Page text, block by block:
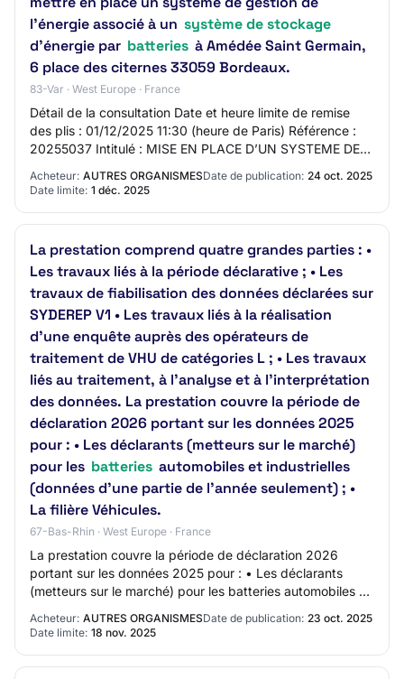
l’énergie associé à un système de stockage
d’énergie par batteries à Amédée Saint Germain,
6 place des citernes 33059 Bordeaux.
83-Var · West Europe · France
Détail de la consultation Date et heure limite de remise
des plis : 01/12/2025 11:30 (heure de Paris) Référence :
20255037 Intitulé : MISE EN PLACE D’UN SYSTEME DE
Acheteur: AUTRES ORGANISMESDate de publication: 24 oct. 2025
Date limite: 1 déc. 2025
La prestation comprend quatre grandes parties : •
Les travaux liés à la période déclarative ; • Les
travaux de fiabilisation des données déclarées sur
SYDEREP V1 • Les travaux liés à la réalisation
d’une enquête auprès des opérateurs de
traitement de VHU de catégories L ; • Les travaux
liés au traitement, à l’analyse et à l’interprétation
des données. La prestation couvre la période de
déclaration 2026 portant sur les données 2025
pour : • Les déclarants (metteurs sur le marché)
pour les batteries automobiles et industrielles
(données d’une partie de l’année seulement) ; •
La filière Véhicules.
67-Bas-Rhin · West Europe · France
La prestation couvre la période de déclaration 2026
portant sur les données 2025 pour : • Les déclarants
(metteurs sur le marché) pour les batteries automobiles et
Acheteur: AUTRES ORGANISMESDate de publication: 23 oct. 2025
Date limite: 18 nov. 2025